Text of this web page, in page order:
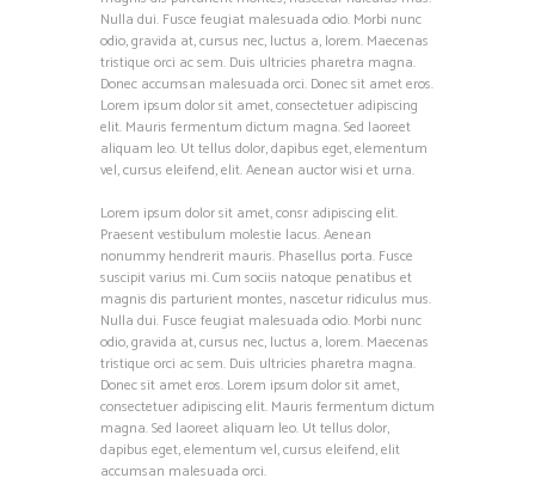
Nulla dui. Fusce feugiat malesuada odio. Morbi nunc
odio, gravida at, cursus nec, luctus a, lorem. Maecenas
tristique orci ac sem. Duis ultricies pharetra magna.
Donec accumsan malesuada orci. Donec sit amet eros.
Lorem ipsum dolor sit amet, consectetuer adipiscing
elit. Mauris fermentum dictum magna. Sed laoreet
aliquam leo. Ut tellus dolor, dapibus eget, elementum
vel, cursus eleifend, elit. Aenean auctor wisi et urna.
Lorem ipsum dolor sit amet, consr adipiscing elit.
Praesent vestibulum molestie lacus. Aenean
nonummy hendrerit mauris. Phasellus porta. Fusce
suscipit varius mi. Cum sociis natoque penatibus et
magnis dis parturient montes, nascetur ridiculus mus.
Nulla dui. Fusce feugiat malesuada odio. Morbi nunc
odio, gravida at, cursus nec, luctus a, lorem. Maecenas
tristique orci ac sem. Duis ultricies pharetra magna.
Donec sit amet eros. Lorem ipsum dolor sit amet,
consectetuer adipiscing elit. Mauris fermentum dictum
magna. Sed laoreet aliquam leo. Ut tellus dolor,
dapibus eget, elementum vel, cursus eleifend, elit
accumsan malesuada orci.